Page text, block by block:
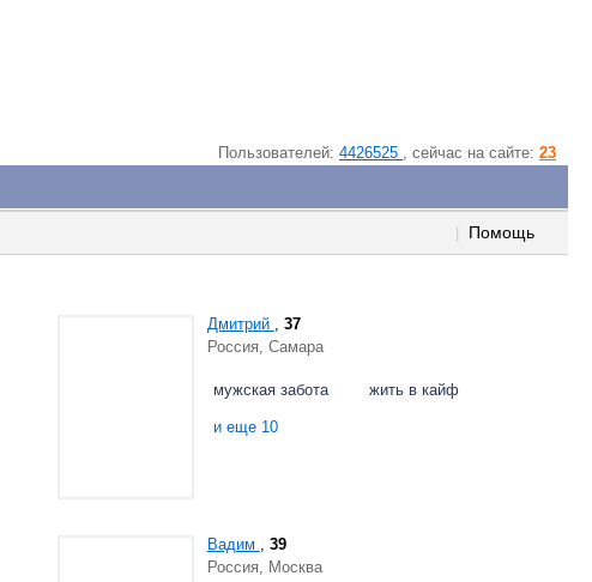
Пользователей: 4426525 , cейчас на сайте: 23
Помощь
Дмитрий , 37
Россия, Самара
мужская забота жить в кайф
и еще 10
Вадим , 39
Россия, Москва